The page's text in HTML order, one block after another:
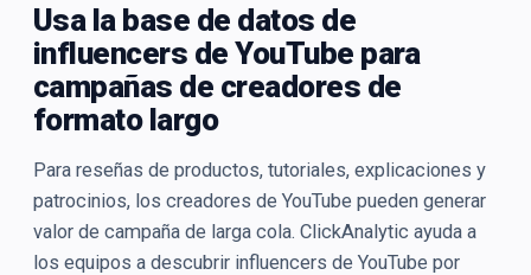
Usa la base de datos de
influencers de YouTube para
campañas de creadores de
formato largo
Para reseñas de productos, tutoriales, explicaciones y
patrocinios, los creadores de YouTube pueden generar
valor de campaña de larga cola. ClickAnalytic ayuda a
los equipos a descubrir influencers de YouTube por